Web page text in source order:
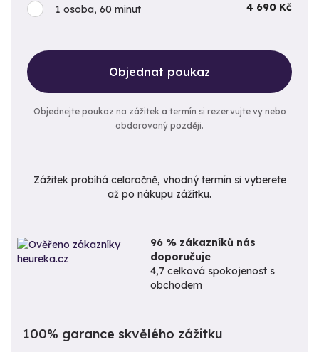
1 osoba, 60 minut 4 690 Kč
Objednat poukaz
Objednejte poukaz na zážitek a termín si rezervujte vy nebo
obdarovaný později.
Zážitek probíhá celoročně, vhodný termín si vyberete
až po nákupu zážitku.
96 % zákazníků nás
doporučuje
4,7 celková spokojenost s
obchodem
100% garance skvělého zážitku